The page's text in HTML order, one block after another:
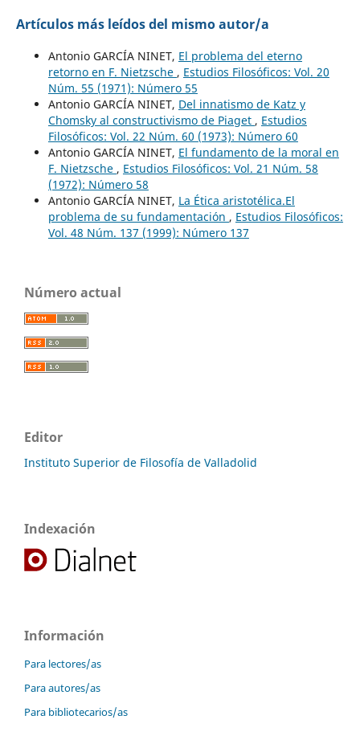
Artículos más leídos del mismo autor/a
Antonio GARCÍA NINET, El problema del eterno
retorno en F. Nietzsche , Estudios Filosóficos: Vol. 20
Núm. 55 (1971): Número 55
Antonio GARCÍA NINET, Del innatismo de Katz y
Chomsky al constructivismo de Piaget , Estudios
Filosóficos: Vol. 22 Núm. 60 (1973): Número 60
Antonio GARCÍA NINET, El fundamento de la moral en
F. Nietzsche , Estudios Filosóficos: Vol. 21 Núm. 58
(1972): Número 58
Antonio GARCÍA NINET, La Ética aristotélica.El
problema de su fundamentación , Estudios Filosóficos:
Vol. 48 Núm. 137 (1999): Número 137
Número actual
Editor
Instituto Superior de Filosofía de Valladolid
Indexación
Información
Para lectores/as
Para autores/as
Para bibliotecarios/as